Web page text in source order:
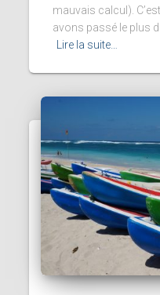
mauvais calcul).
avons passé le plus
Lire la suite…